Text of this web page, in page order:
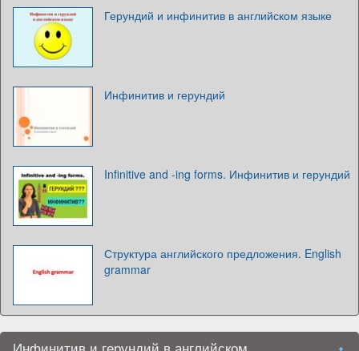
Герундий и инфинитив в английском языке
Инфинитив и герундий
Infinitive and -ing forms. Инфинитив и герундий
Структура английского предложения. English
grammar